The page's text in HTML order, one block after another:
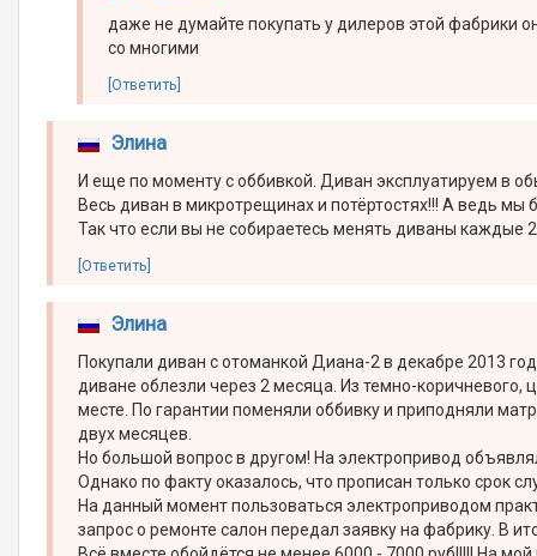
даже не думайте покупать у дилеров этой фабрики
со многими
[Ответить]
Элина
И еще по моменту с оббивкой. Диван эксплуатируем в
Весь диван в микротрещинах и потёртостях!!! А ведь мы
Так что если вы не собираетесь менять диваны каждые
[Ответить]
Элина
Покупали диван с отоманкой Диана-2 в декабре 2013
диване облезли через 2 месяца. Из темно-
месте. По гарантии поменяли оббивку и приподняли
двух месяцев.
Но большой вопрос в другом! На электропривод
Однако по факту оказалось, что прописан только срок
На данный момент пользоваться электроприводом
запрос о ремонте салон передал заявку на фабрику. В